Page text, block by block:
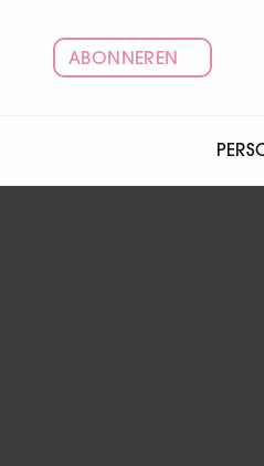
ABONNEREN